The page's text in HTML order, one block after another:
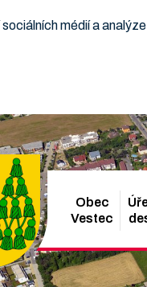
médií a
Obec
Vestec